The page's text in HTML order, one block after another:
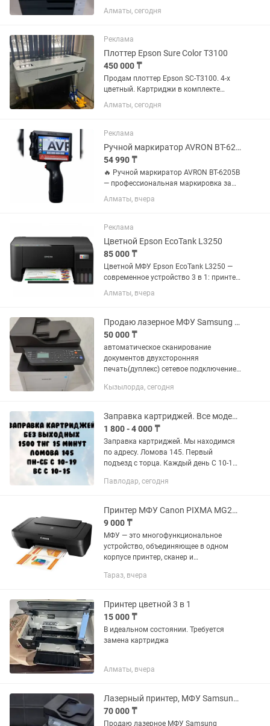
5225 color в ИДЕАЛЬНОМ состоянии
цветной-лазерный- ИДЕАЛЬНОЕ
КАРТРИДЖИ ЗАПРАВЛЯЕМЫЕ-НЕ...
Алматы, сегодня
Реклама
Плоттер Epson Sure Color T3100
450 000 ₸
Продам плоттер Epson SC-T3100. 4-х
цветный. Картриджи в комплекте
заполнены на 50%. Куплен в ноябре
2025 года. Не пользовался
необходимости. Полностью
исправен....
Алматы, сегодня
Реклама
Ручной маркиратор AVRON BT-6205B
54 990 ₸
🔥 Ручной маркиратор AVRON BT-6205B
— профессиональная маркировка за
секунды! Устали от наклеек, штампов и
ручной маркировки? AVRON BT-6205B
сроки годности, QR-коды,...
Алматы, вчера
Реклама
Цветной Epson EcoTank L3250
85 000 ₸
Цветной МФУ Epson EcoTank L3250 —
современное устройство 3 в 1: принтер,
сканер и копир. Отлично подходит для
дома, учебы, офиса и бизнеса.
подачи чернил печать...
Алматы, вчера
Продаю лазерное МФУ Samsung ProExpress
50 000 ₸
автоматическое сканирование
документов двухсторонняя
печать(дуплекс) сетевое подключение
покупать новый картридж) картридж
картридж...
Кызылорда, сегодня
Заправка картриджей. Все модели.
1 800 - 4 000 ₸
Заправка картриджей. Мы находимся
по адресу. Ломова 145. Первый
подъезд с торца. Каждый день С 10-19.
выходных. Рядом с магазинами Айгуль
Павлодар, сегодня
Принтер МФУ Canon PIXMA MG2540S, продам
9 000 ₸
МФУ — это многофункциональное
устройство, объединяющее в одном
корпусе принтер, сканер и
требуется замена картриджа. МФУ
оптимизированна...
Тараз, вчера
Принтер цветной 3 в 1
15 000 ₸
В идеальном состоянии. Требуется
замена картриджа
Алматы, вчера
Лазерный принтер, МФУ Samsung M3870FD с картриджем на 10к!
70 000 ₸
Продаю лазерное МФУ Samsung